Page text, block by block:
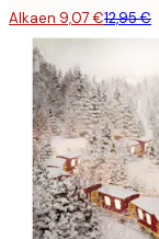
Alkaen 9,07 €12,95 €